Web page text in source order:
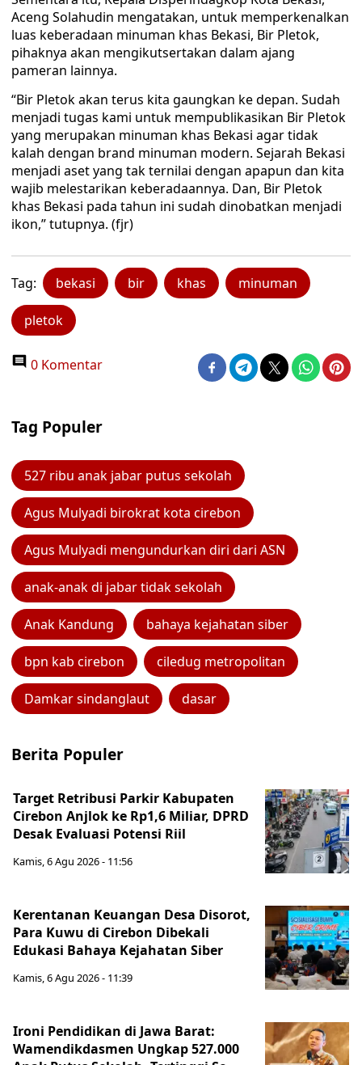
Aceng Solahudin mengatakan, untuk memperkenalkan
luas keberadaan minuman khas Bekasi, Bir Pletok,
pihaknya akan mengikutsertakan dalam ajang
pameran lainnya.
“Bir Pletok akan terus kita gaungkan ke depan. Sudah
menjadi tugas kami untuk mempublikasikan Bir Pletok
yang merupakan minuman khas Bekasi agar tidak
kalah dengan brand minuman modern. Sejarah Bekasi
menjadi aset yang tak ternilai dengan apapun dan kita
wajib melestarikan keberadaannya. Dan, Bir Pletok
khas Bekasi pada tahun ini sudah dinobatkan menjadi
ikon,” tutupnya. (fjr)
Tag: bekasi bir khas minuman
pletok
0 Komentar
Tag Populer
527 ribu anak jabar putus sekolah
Agus Mulyadi birokrat kota cirebon
Agus Mulyadi mengundurkan diri dari ASN
anak-anak di jabar tidak sekolah
Anak Kandung bahaya kejahatan siber
bpn kab cirebon ciledug metropolitan
Damkar sindanglaut dasar
Berita Populer
Target Retribusi Parkir Kabupaten
Cirebon Anjlok ke Rp1,6 Miliar, DPRD
Desak Evaluasi Potensi Riil
Kamis, 6 Agu 2026 - 11:56
Kerentanan Keuangan Desa Disorot,
Para Kuwu di Cirebon Dibekali
Edukasi Bahaya Kejahatan Siber
Kamis, 6 Agu 2026 - 11:39
Ironi Pendidikan di Jawa Barat:
Wamendikdasmen Ungkap 527.000